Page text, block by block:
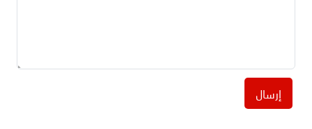
إرسال